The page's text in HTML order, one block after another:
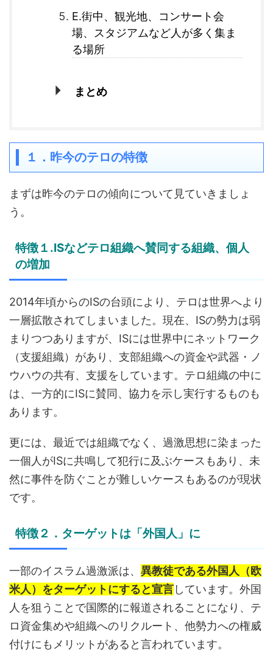
E.街中、観光地、コンサート会
場、スタジアムなど人が多く集ま
る場所
まとめ
１．昨今のテロの特徴
まずは昨今のテロの傾向について見ていきましょ
う。
特徴１.ISなどテロ組織へ賛同する組織、個人
の増加
2014年頃からのISの台頭により、テロは世界へより
一層拡散されてしまいました。現在、ISの勢力は弱
まりつつありますが、ISには世界中にネットワーク
（支援組織）があり、支部組織への資金や武器・ノ
ウハウの共有、支援をしています。テロ組織の中に
は、一方的にISに賛同、協力を示し実行するものも
あります。
更には、最近では組織でなく、過激思想に染まった
一個人がISに共鳴して犯行に及ぶケースもあり、未
然に事件を防ぐことが難しいケースもあるのが現状
です。
特徴２．ターゲットは「外国人」に
一部のイスラム過激派は、 異教徒である外国人（欧
米人）をターゲットにすると宣言しています。外国
人を狙うことで国際的に報道されることになり、テ
ロ資金集めや組織へのリクルート、他勢力への権威
付けにもメリットがあると言われています。